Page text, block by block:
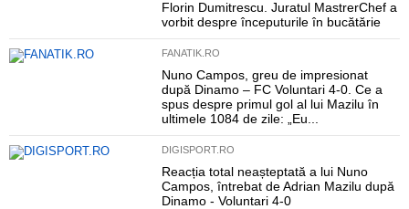
Florin Dumitrescu. Juratul MastrerChef a
vorbit despre începuturile în bucătărie
FANATIK.RO
Nuno Campos, greu de impresionat
după Dinamo – FC Voluntari 4-0. Ce a
spus despre primul gol al lui Mazilu în
ultimele 1084 de zile: „Eu...
DIGISPORT.RO
Reacția total neașteptată a lui Nuno
Campos, întrebat de Adrian Mazilu după
Dinamo - Voluntari 4-0